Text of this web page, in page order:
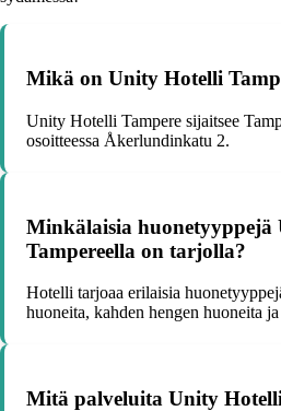
Mikä on Unity Hotelli
Unity Hotelli Tampere sijaitsee
osoitteessa Åkerlundinkatu 2.
Minkälaisia huonetyyppejä
Tampereella on tarjolla?
Hotelli tarjoaa erilaisia
huoneita, kahden hengen huoneita
Mitä palveluita Unity